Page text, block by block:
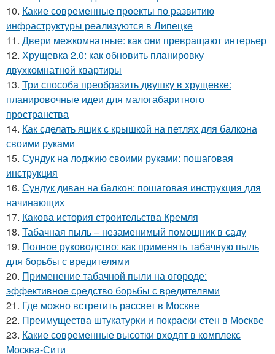
10. Какие современные проекты по развитию
инфраструктуры реализуются в Липецке
11. Двери межкомнатные: как они превращают интерьер
12. Хрущевка 2.0: как обновить планировку
двухкомнатной квартиры
13. Три способа преобразить двушку в хрущевке:
планировочные идеи для малогабаритного
пространства
14. Как сделать ящик с крышкой на петлях для балкона
своими руками
15. Сундук на лоджию своими руками: пошаговая
инструкция
16. Сундук диван на балкон: пошаговая инструкция для
начинающих
17. Какова история строительства Кремля
18. Табачная пыль – незаменимый помощник в саду
19. Полное руководство: как применять табачную пыль
для борьбы с вредителями
20. Применение табачной пыли на огороде:
эффективное средство борьбы с вредителями
21. Где можно встретить рассвет в Москве
22. Преимущества штукатурки и покраски стен в Москве
23. Какие современные высотки входят в комплекс
Москва-Сити